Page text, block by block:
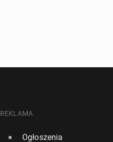
REKLAMA
Ogłoszenia